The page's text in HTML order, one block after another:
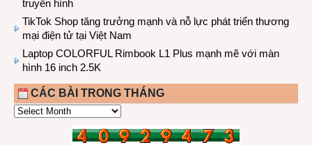
truyền hình
TikTok Shop tăng trưởng mạnh và nỗ lực phát triển thương
mại điện tử tại Việt Nam
Laptop COLORFUL Rimbook L1 Plus mạnh mẽ với màn
hình 16 inch 2.5K
CÁC BÀI TRONG THÁNG
CÁC